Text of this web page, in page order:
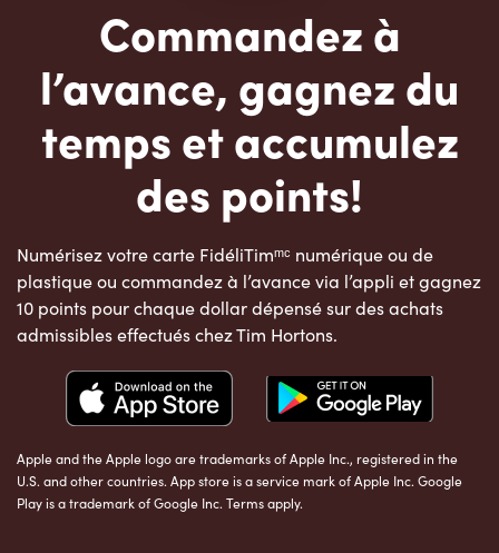
Commandez à
l’avance, gagnez du
temps et accumulez
des points!
Numérisez votre carte FidéliTimᵐᶜ numérique ou de
plastique ou commandez à l’avance via l’appli et gagnez
10 points pour chaque dollar dépensé sur des achats
admissibles effectués chez Tim Hortons.
Apple and the Apple logo are trademarks of Apple Inc., registered in the
U.S. and other countries. App store is a service mark of Apple Inc. Google
Play is a trademark of Google Inc. Terms apply.